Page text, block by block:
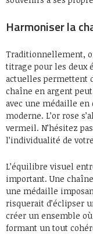
Harmoniser la
Traditionnellement,
titrage pour les deux
actuelles permettent
chaîne en argent
avec une médaille
moderne. L’or rose
vermeil. N’hésitez
l’individualité de
L’équilibre visuel
important. Une
une médaille
risquerait d’éclipser
créer un ensemble
formant un tout